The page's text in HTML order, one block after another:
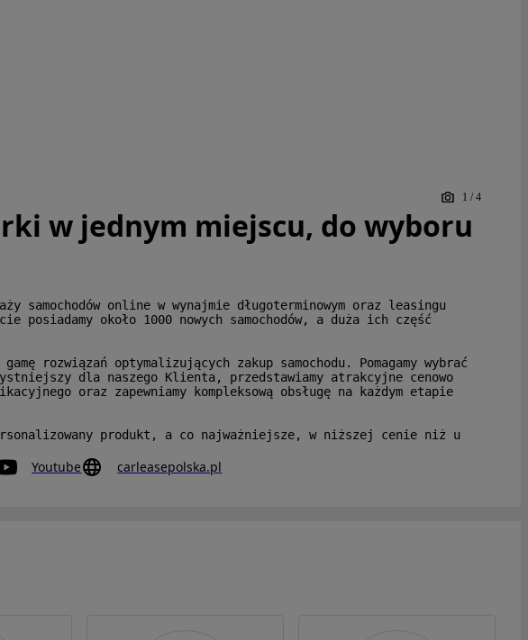
1 / 4
w jednym miejscu, do wyboru
samochodów online w wynajmie długoterminowym oraz leasingu
posiadamy około 1000 nowych samochodów, a duża ich część
rozwiązań optymalizujących zakup samochodu. Pomagamy wybrać
dla naszego Klienta, przedstawiamy atrakcyjne cenowo
oraz zapewniamy kompleksową obsługę na każdym etapie
produkt, a co najważniejsze, w niższej cenie niż u
Youtube carleasepolska.pl